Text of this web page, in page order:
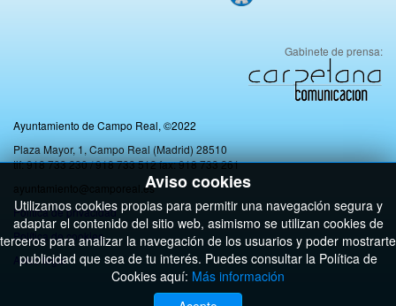
Aviso cookies
Utilizamos cookies propias para permitir una navegación segura y
adaptar el contenido del sitio web, asimismo se utilizan cookies de
terceros para analizar la navegación de los usuarios y poder mostrarte
publicidad que sea de tu interés. Puedes consultar la Política de
Cookies aquí: Más información
Gabinete de prensa:
Ayuntamiento de Campo Real, ©2022
Plaza Mayor, 1, Campo Real (Madrid) 28510
tlf: 918 733 230 / 918 733 512 fax: 918 733 261
ayuntamiento@camporeal.es
Politica de privacidad
Política de cookies
Aviso legal